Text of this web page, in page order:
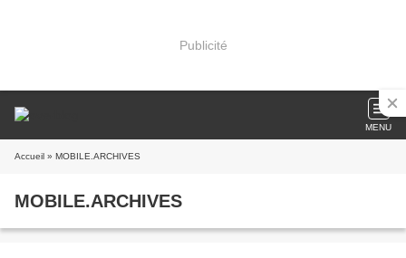
Publicité
MENU
Accueil » MOBILE.ARCHIVES
MOBILE.ARCHIVES